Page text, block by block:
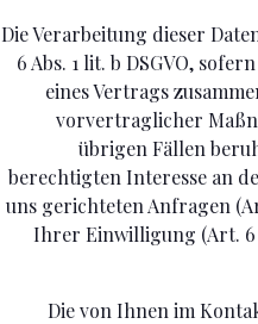
Die Verarbeitung dieser
6 Abs. 1 lit. b DSGVO,
eines Vertrags
vorvertraglicher
übrigen Fällen
berechtigten Interesse an
uns gerichteten Anfragen
Ihrer Einwilligung (Art. 6
Die von Ihnen im